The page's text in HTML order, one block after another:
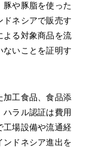
豚や豚脂を使った
ドネシアで販売す
よる対象商品を流
ないことを証明す
加工食品、食品添
ラル認証は費用
工場設備や流通経
ンドネシア進出を